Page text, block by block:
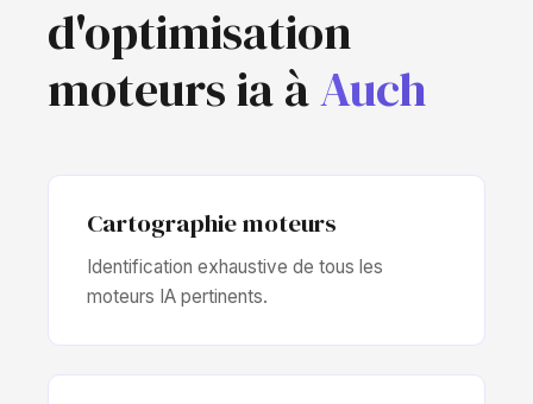
d'optimisation
moteurs ia àAuch
Cartographie moteurs
Identification exhaustive de tous les
moteurs IA pertinents.